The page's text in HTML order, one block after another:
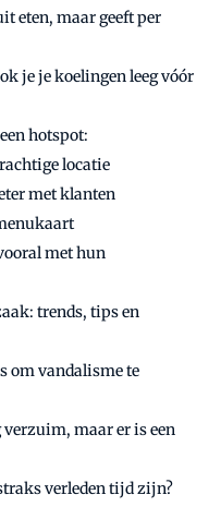
eten, maar geeft per
je je koelingen leeg vóór
hotspot:
locatie
met klanten
met hun
trends, tips en
om vandalisme te
maar er is een
verleden tijd zijn?